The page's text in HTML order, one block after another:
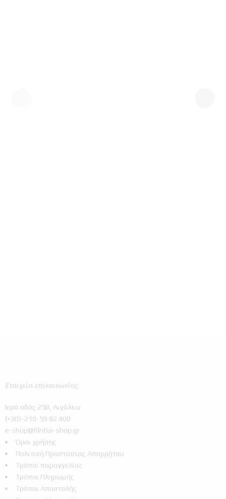
Στοιχεία επικοινωνίας
Ιερά οδός 258, Αιγάλεω
(+30)-210-59 82 400
e-shop@filntisi-shop.gr
Όροι χρήσης
Πολιτική Προστασίας Απορρήτου
Τρόποι παραγγελίας
Τρόποι Πληρωμής
Τρόποι Αποστολής